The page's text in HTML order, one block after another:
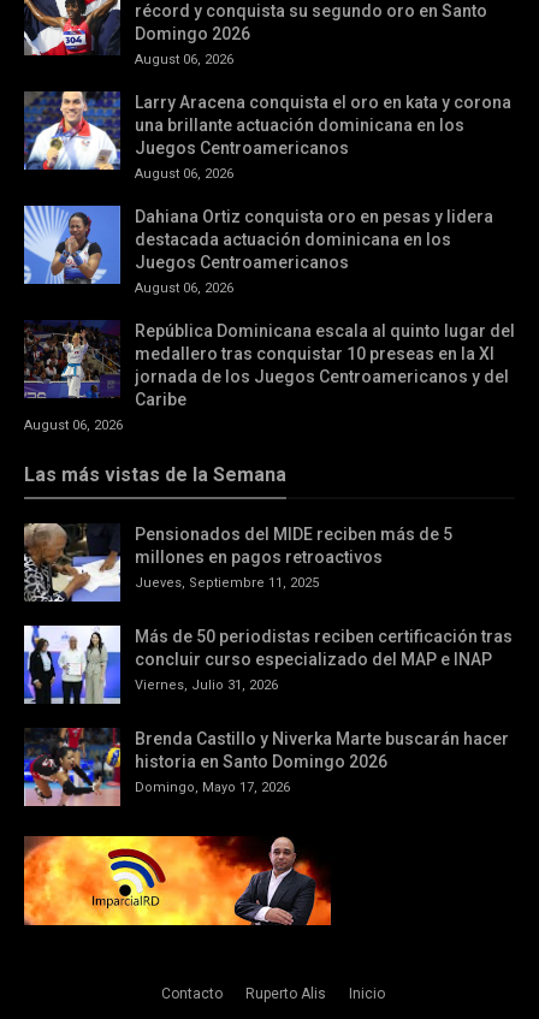
récord y conquista su segundo oro en Santo
Domingo 2026
August 06, 2026
Larry Aracena conquista el oro en kata y corona
una brillante actuación dominicana en los
Juegos Centroamericanos
August 06, 2026
Dahiana Ortiz conquista oro en pesas y lidera
destacada actuación dominicana en los
Juegos Centroamericanos
August 06, 2026
República Dominicana escala al quinto lugar del
medallero tras conquistar 10 preseas en la XI
jornada de los Juegos Centroamericanos y del
Caribe
August 06, 2026
Las más vistas de la Semana
Pensionados del MIDE reciben más de 5
millones en pagos retroactivos
Jueves, Septiembre 11, 2025
Más de 50 periodistas reciben certificación tras
concluir curso especializado del MAP e INAP
Viernes, Julio 31, 2026
Brenda Castillo y Niverka Marte buscarán hacer
historia en Santo Domingo 2026
Domingo, Mayo 17, 2026
Contacto Ruperto Alis Inicio